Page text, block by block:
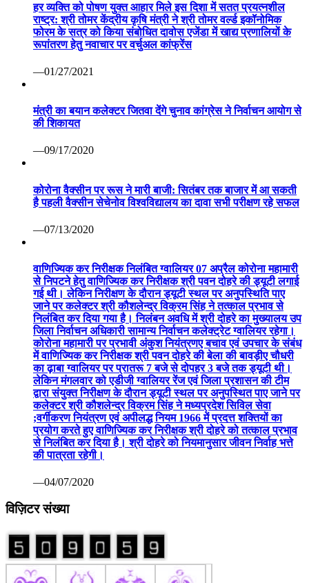
हर व्यक्ति को पोषण युक्त आहार मिले इस दिशा में सतत प्रयत्नशील
राष्ट्र: श्री तोमर केंद्रीय कृषि मंत्री ने श्री तोमर वर्ल्ड इकॉनोमिक
फोरम के सत्र को किया संबोधित दावोस एजेंडा में खाद्य प्रणालियों के
रूपांतरण हेतु नवाचार पर वर्चुअल कांफ्रेंस
—01/27/2021
मंत्री का बयान कलेक्टर जितवा देंगे चुनाव कांग्रेस ने निर्वाचन आयोग से
की शिकायत
—09/17/2020
कोरोना वैक्सीन पर रूस ने मारी बाजी: सितंबर तक बाजार में आ सकती
है पहली वैक्सीन सेचेनोव विश्वविद्यालय का दावा सभी परीक्षण रहे सफल
—07/13/2020
वाणिज्यिक कर निरीक्षक निलंबित ग्वालियर 07 अप्रैल कोरोना महामारी
से निपटने हेतु वाणिज्यिक कर निरीक्षक श्री पवन दोहरे की ड्यूटी लगाई
गई थी। लेकिन निरीक्षण के दौरान ड्यूटी स्थल पर अनुपस्थिति पाए
जाने पर कलेक्टर श्री कौशलेन्द्र विक्रम सिंह ने तत्काल प्रभाव से
निलंबित कर दिया गया है। निलंबन अवधि में श्री दोहरे का मुख्यालय उप
जिला निर्वाचन अधिकारी सामान्य निर्वाचन कलेक्ट्रेट ग्वालियर रहेगा।
कोरोना महामारी पर प्रभावी अंकुश नियंत्रणए बचाव एवं उपचार के संबंध
में वाणिज्यिक कर निरीक्षक श्री पवन दोहरे की बेला की बावड़ीए चौधरी
का ढ़ाबा ग्वालियर पर प्रातरू 7 बजे से दोपहर 3 बजे तक ड्यूटी थी।
लेकिन मंगलवार को एडीजी ग्वालियर रेंज एवं जिला प्रशासन की टीम
द्वारा संयुक्त निरीक्षण के दौरान ड्यूटी स्थल पर अनुपस्थित पाए जाने पर
कलेक्टर श्री कौशलेन्द्र विक्रम सिंह ने मध्यप्रदेश सिविल सेवा
;वर्गीकरण नियंत्रण एवं अपीलद्ध नियम 1966 में प्रदत्त शक्तियों का
प्रयोग करते हुए वाणिज्यिक कर निरीक्षक श्री दोहरे को तत्काल प्रभाव
से निलंबित कर दिया है। श्री दोहरे को नियमानुसार जीवन निर्वाह भत्ते
की पात्रता रहेगी।
—04/07/2020
विज़िटर संख्या